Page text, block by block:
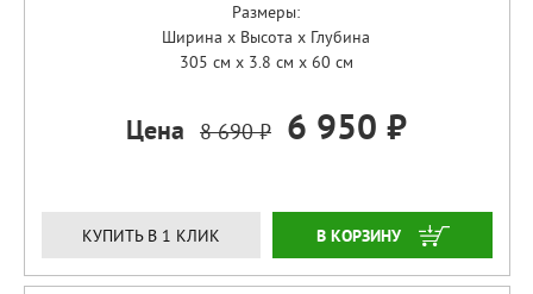
Размеры:
Ширина x Высота x Глубина
305 см x 3.8 см x 60 см
Цена 8 690 ₽ 6 950 ₽
КУПИТЬ В 1 КЛИК ЗАКАЗАТЬ